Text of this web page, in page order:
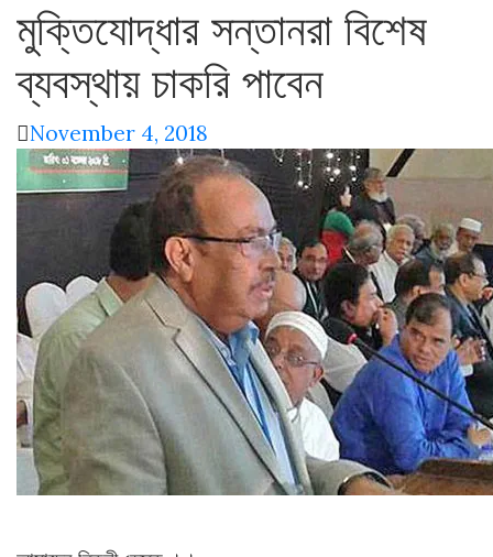
মুক্তিযোদ্ধার সন্তানরা বিশেষ
ব্যবস্থায় চাকরি পাবেন
November 4, 2018